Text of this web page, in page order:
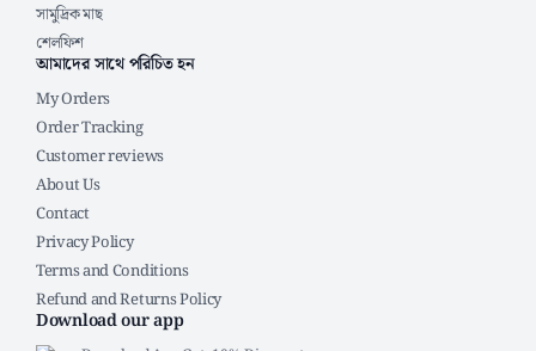
সামুদ্রিক মাছ
শেলফিশ
আমাদের সাথে পরিচিত হন
My Orders
Order Tracking
Customer reviews
About Us
Contact
Privacy Policy
Terms and Conditions
Refund and Returns Policy
Download our app